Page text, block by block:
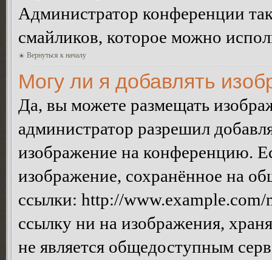
Администратор конференции
смайликов, которое можно
Вернуться к началу
Могу ли я добавлять
Да, вы можете размещать
администратор разрешил
изображение на конференцию.
изображение, сохранённое на
ссылки: http://
ссылку ни на изображения,
не является общедоступным